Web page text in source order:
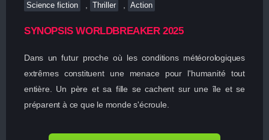
Science fiction Thriller Action
SYNOPSIS WORLDBREAKER 2025
Dans un futur proche où les conditions météorologiques
extrêmes constituent une menace pour l'humanité tout
entière. Un père et sa fille se cachent sur une île et se
préparent à ce que le monde s'écroule.